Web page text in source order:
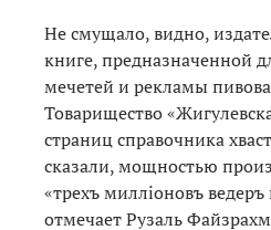
Не смущало, видно,
книге, предназначенной
мечетей и рекламы
Товарищество
страниц справочника
сказали, мощностью
«трехъ миллiоновъ ведеръ
отмечает Рузаль